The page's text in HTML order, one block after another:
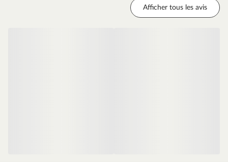
comprendre permettent un montage rapide.Afficher tous les avis